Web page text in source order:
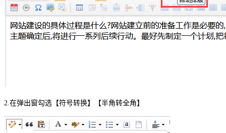
2.在弹出窗勾选【符号转换】【半角转全角】